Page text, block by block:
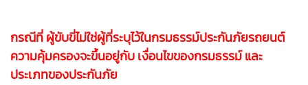
กรณีที่ ผู้ขับขี่ไม่ใช่ผู้ที่ระบุไว้ในกรมธรรม์ประกันภัยรถยนต์
ความคุ้มครองจะขึ้นอยู่กับ เงื่อนไขของกรมธรรม์ และ
ประเภทของประกันภัย